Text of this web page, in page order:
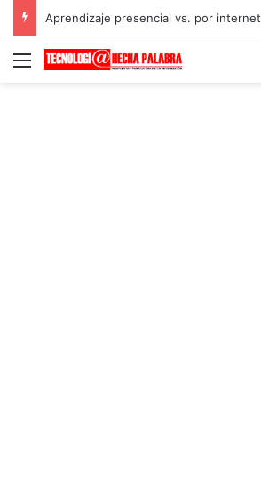
Aprendizaje presencial vs. por internet
Menú